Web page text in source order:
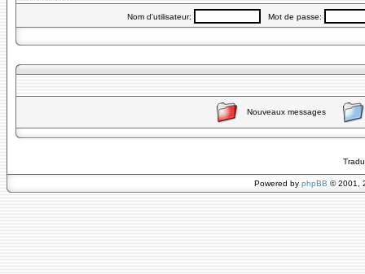
Nom d'utilisateur: Mot de passe:
Nouveaux messages
Powered by phpBB © 2001,